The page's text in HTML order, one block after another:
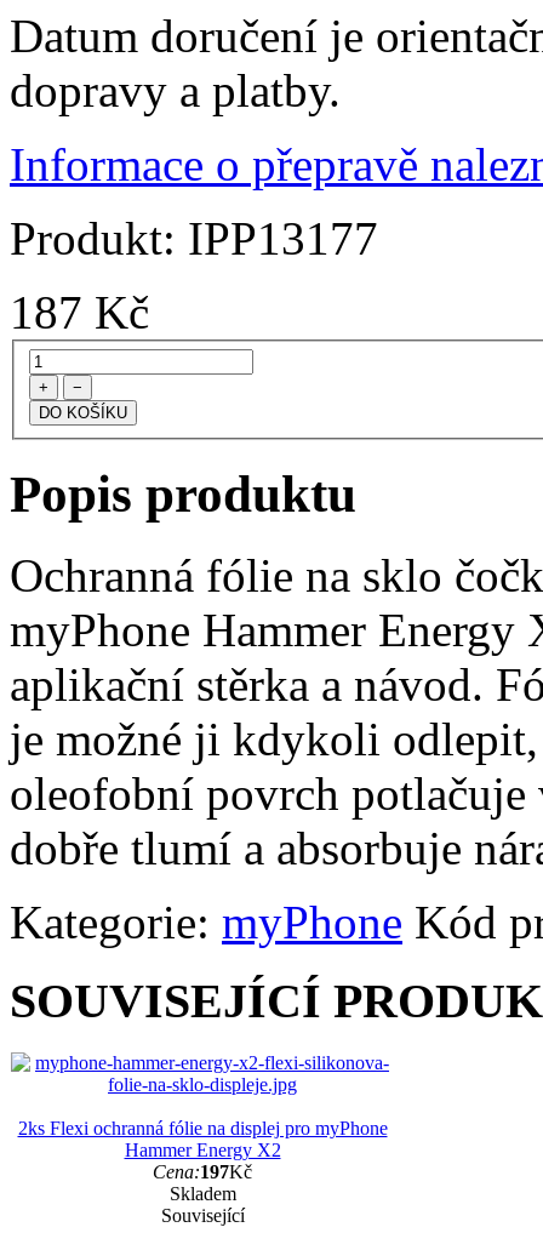
Datum doručení je
dopravy a platby.
Informace o přepravě
Produkt: IPP13177
187 Kč
+ −
Popis produktu
Ochranná fólie na sklo
myPhone Hammer Energy
aplikační stěrka a návod.
je možné ji kdykoli
oleofobní povrch
dobře tlumí a absorbuje
Kategorie: myPhone Kód
SOUVISEJÍCÍ
2ks Flexi ochranná fólie na displej pro myPhone
Hammer Energy X2
Cena:197Kč
Skladem
Související